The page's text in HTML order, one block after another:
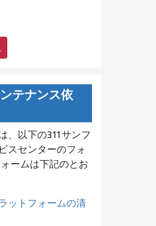
テナンス依
、 以下の311サンフ
スセンターのフォ
ームは下記のとお
ットフォームの清